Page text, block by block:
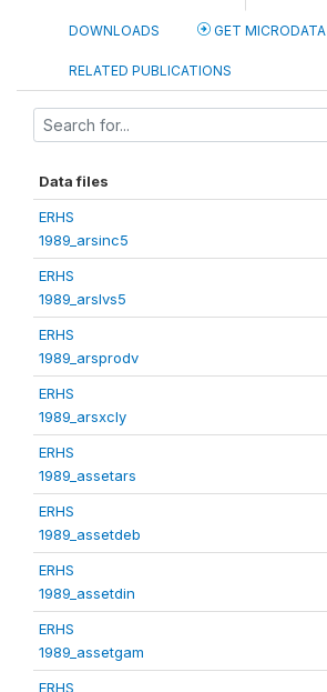
DOWNLOADS GET MICRODATA
RELATED PUBLICATIONS
Data files
ERHS
1989_arsinc5
ERHS
1989_arslvs5
ERHS
1989_arsprodv
ERHS
1989_arsxcly
ERHS
1989_assetars
ERHS
1989_assetdeb
ERHS
1989_assetdin
ERHS
1989_assetgam
ERHS